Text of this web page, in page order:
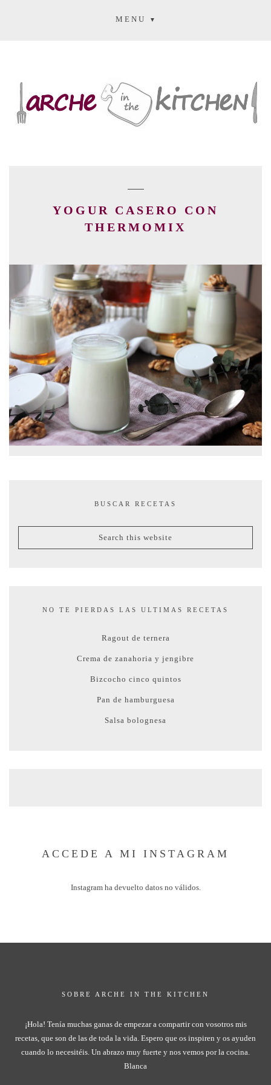
MENU
YOGUR CASERO CON
THERMOMIX
BUSCAR RECETAS
NO TE PIERDAS LAS ULTIMAS RECETAS
Ragout de ternera
Crema de zanahoria y jengibre
Bizcocho cinco quintos
Pan de hamburguesa
Salsa bolognesa
ACCEDE A MI INSTAGRAM
Instagram ha devuelto datos no válidos.
SOBRE ARCHE IN THE KITCHEN
¡Hola! Tenía muchas ganas de empezar a compartir con vosotros mis
recetas, que son de las de toda la vida. Espero que os inspiren y os ayuden
cuando lo necesitéis. Un abrazo muy fuerte y nos vemos por la cocina.
Blanca